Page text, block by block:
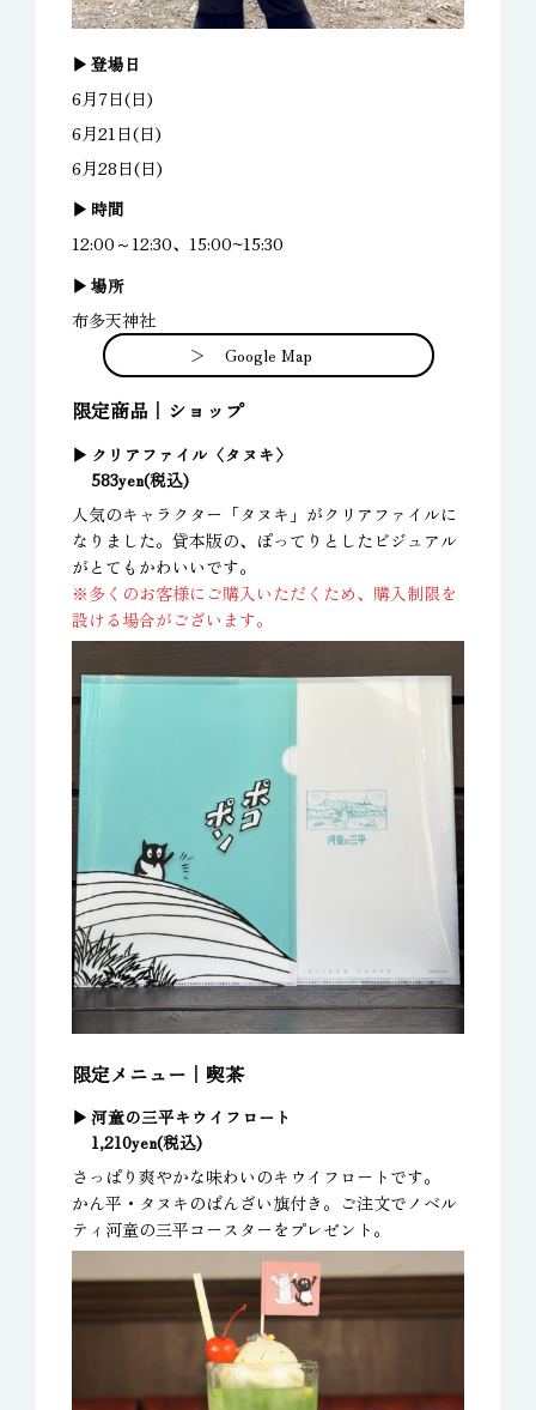
登場日
6月7日(日)
6月21日(日)
6月28日(日)
時間
12:00～12:30、15:00~15:30
場所
布多天神社
Google Map
限定商品｜ショップ
クリアファイル〈タヌキ〉
583yen(税込)
人気のキャラクター「タヌキ」がクリアファイルに
なりました。貸本版の、ぽってりとしたビジュアル
がとてもかわいいです。
※多くのお客様にご購入いただくため、購入制限を
設ける場合がございます。
限定メニュー｜喫茶
河童の三平キウイフロート
1,210yen(税込)
さっぱり爽やかな味わいのキウイフロートです。
かん平・タヌキのばんざい旗付き。ご注文でノベル
ティ河童の三平コースターをプレゼント。